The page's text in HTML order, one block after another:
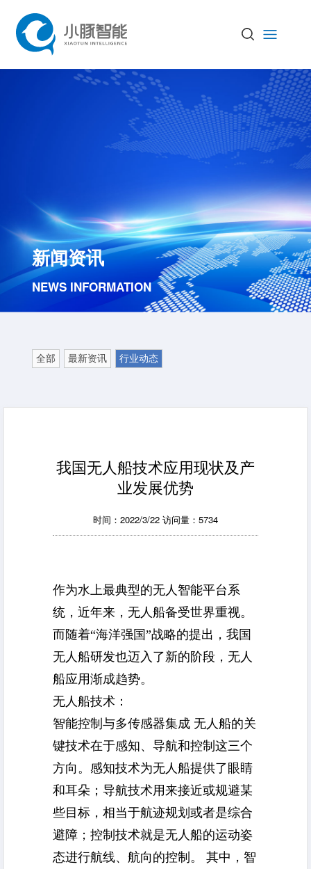
新闻资讯
NEWS INFORMATION
全部 最新资讯 行业动态
我国无人船技术应用现状及产
业发展优势
时间：2022/3/22 访问量：5734
作为水上最典型的无人智能平台系
统，近年来，无人船备受世界重视。
而随着“海洋强国”战略的提出，我国
无人船研发也迈入了新的阶段，无人
船应用渐成趋势。
无人船技术：
智能控制与多传感器集成 无人船的关
键技术在于感知、导航和控制这三个
方向。感知技术为无人船提供了眼睛
和耳朵；导航技术用来接近或规避某
些目标，相当于航迹规划或者是综合
避障；控制技术就是无人船的运动姿
态进行航线、航向的控制。 其中，智